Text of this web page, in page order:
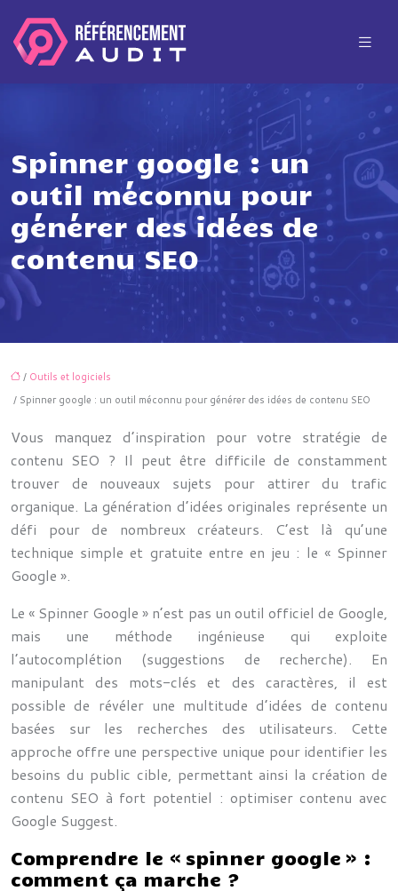
Spinner google : un
outil méconnu pour
générer des idées de
contenu SEO
/ Outils et logiciels
/ Spinner google : un outil méconnu pour générer des idées de contenu SEO
Vous manquez d’inspiration pour votre stratégie de
contenu SEO ? Il peut être difficile de constamment
trouver de nouveaux sujets pour attirer du trafic
organique. La génération d’idées originales représente un
défi pour de nombreux créateurs. C’est là qu’une
technique simple et gratuite entre en jeu : le « Spinner
Google ».
Le « Spinner Google » n’est pas un outil officiel de Google,
mais une méthode ingénieuse qui exploite
l’autocomplétion (suggestions de recherche). En
manipulant des mots-clés et des caractères, il est
possible de révéler une multitude d’idées de contenu
basées sur les recherches des utilisateurs. Cette
approche offre une perspective unique pour identifier les
besoins du public cible, permettant ainsi la création de
contenu SEO à fort potentiel : optimiser contenu avec
Google Suggest.
Comprendre le « spinner google » :
comment ça marche ?